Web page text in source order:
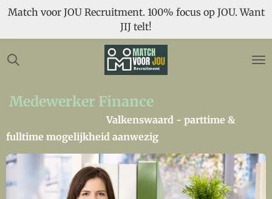
Ga
naar
de
Match voor JOU Recruitment. 100% focus op JOU. Want
JIJ telt!
Medewerker Finance
Valkenswaard - parttime &
fulltime mogelijkheid aanwezig